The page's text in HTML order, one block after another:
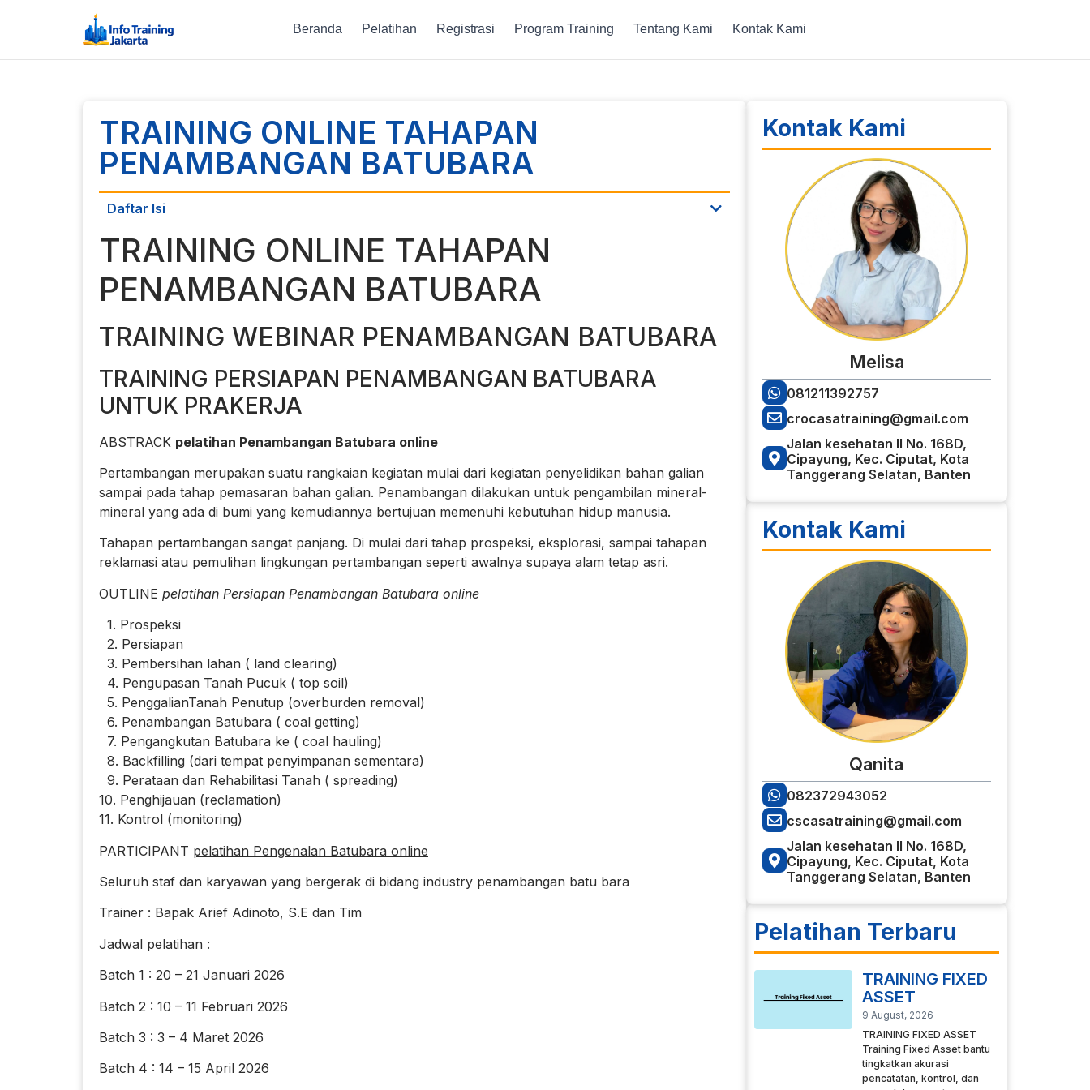
Beranda Pelatihan Registrasi Program Training Tentang Kami Kontak Kami
TRAINING ONLINE TAHAPAN
PENAMBANGAN BATUBARA
Daftar Isi
TRAINING ONLINE TAHAPAN
PENAMBANGAN BATUBARA
TRAINING WEBINAR PENAMBANGAN BATUBARA
TRAINING PERSIAPAN PENAMBANGAN BATUBARA
UNTUK PRAKERJA
ABSTRACK pelatihan Penambangan Batubara online
Pertambangan merupakan suatu rangkaian kegiatan mulai dari kegiatan penyelidikan bahan galian
sampai pada tahap pemasaran bahan galian. Penambangan dilakukan untuk pengambilan mineral-
mineral yang ada di bumi yang kemudiannya bertujuan memenuhi kebutuhan hidup manusia.
Tahapan pertambangan sangat panjang. Di mulai dari tahap prospeksi, eksplorasi, sampai tahapan
reklamasi atau pemulihan lingkungan pertambangan seperti awalnya supaya alam tetap asri.
OUTLINE pelatihan Persiapan Penambangan Batubara online
1. Prospeksi
2. Persiapan
3. Pembersihan lahan ( land clearing)
4. Pengupasan Tanah Pucuk ( top soil)
5. PenggalianTanah Penutup (overburden removal)
6. Penambangan Batubara ( coal getting)
7. Pengangkutan Batubara ke ( coal hauling)
8. Backfilling (dari tempat penyimpanan sementara)
9. Perataan dan Rehabilitasi Tanah ( spreading)
10. Penghijauan (reclamation)
11. Kontrol (monitoring)
PARTICIPANT pelatihan Pengenalan Batubara online
Seluruh staf dan karyawan yang bergerak di bidang industry penambangan batu bara
Trainer : Bapak Arief Adinoto, S.E dan Tim
Jadwal pelatihan :
Batch 1 : 20 – 21 Januari 2026
Batch 2 : 10 – 11 Februari 2026
Batch 3 : 3 – 4 Maret 2026
Batch 4 : 14 – 15 April 2026
Kontak Kami
Melisa
081211392757
crocasatraining@gmail.com
Jalan kesehatan II No. 168D,
Cipayung, Kec. Ciputat, Kota
Tanggerang Selatan, Banten
Kontak Kami
Qanita
082372943052
cscasatraining@gmail.com
Jalan kesehatan II No. 168D,
Cipayung, Kec. Ciputat, Kota
Tanggerang Selatan, Banten
Pelatihan Terbaru
TRAINING FIXED
ASSET
9 August, 2026
TRAINING FIXED ASSET
Training Fixed Asset bantu
tingkatkan akurasi
pencatatan, kontrol, dan